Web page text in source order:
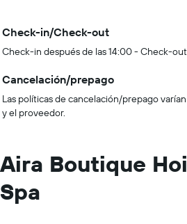
Check-in/Check-out
Check-in después de las 14:00 - Check-
Cancelación/prepago
Las políticas de cancelación/prepago
y el proveedor.
Aira Boutique
Spa